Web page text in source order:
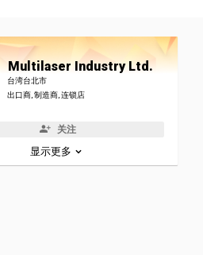
Multilaser Industry Ltd.
台湾台北市
出口商, 制造商, 连锁店
关注
显示更多